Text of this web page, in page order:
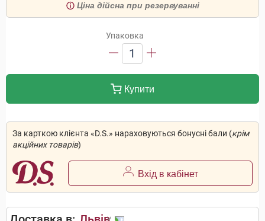
Ціна дійсна при резервуванні
Упаковка
1
Купити
За карткою клієнта «D.S.» нараховуються бонусні бали (крім
акційних товарів)
Вхід в кабінет